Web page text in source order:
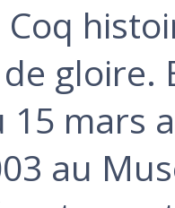
Coq
gloire.
15 mars
au